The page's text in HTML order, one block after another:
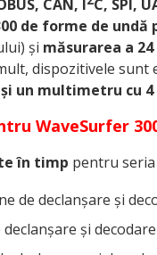
CAN, I C, SPI,
de forme de undă
și măsurarea a
dispozitivele sunt
un multimetru cu
WaveSurfer
în timp pentru
de declanșare și
și